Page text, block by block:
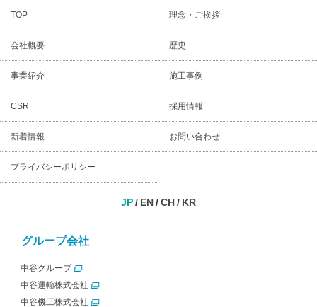
TOP 理念・ご挨拶
会社概要 歴史
事業紹介 施工事例
CSR 採用情報
新着情報 お問い合わせ
プライバシーポリシー
JP EN CH KR
グループ会社
中谷グループ
中谷運輸株式会社
中谷機工株式会社